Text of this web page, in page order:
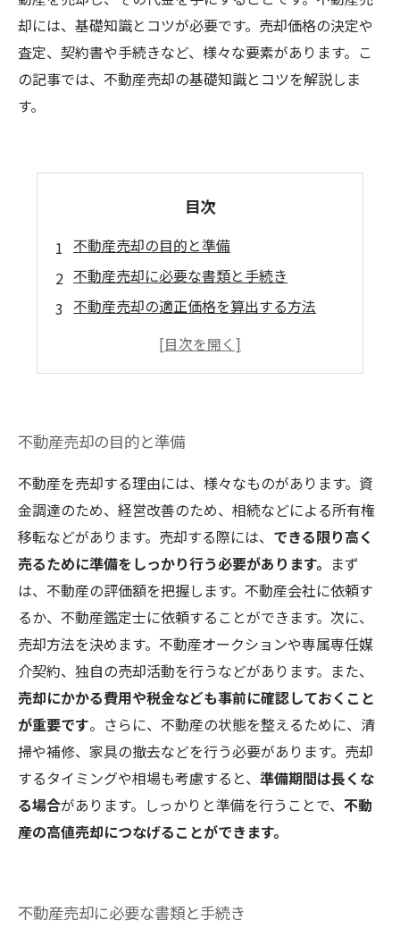
却には、基礎知識とコツが必要です。売却価格の決定や
査定、契約書や手続きなど、様々な要素があります。こ
の記事では、不動産売却の基礎知識とコツを解説しま
す。
目次
不動産売却の目的と準備
不動産売却に必要な書類と手続き
不動産売却の適正価格を算出する方法
不動産売却時に注意すべきポイント
不動産売却の目的と準備
不動産を売却する理由には、様々なものがあります。資
金調達のため、経営改善のため、相続などによる所有権
移転などがあります。売却する際には、 できる限り高く
売るために準備をしっかり行う必要があります。 まず
は、不動産の評価額を把握します。不動産会社に依頼す
るか、不動産鑑定士に依頼することができます。次に、
売却方法を決めます。不動産オークションや専属専任媒
介契約、独自の売却活動を行うなどがあります。また、
売却にかかる費用や税金なども事前に確認しておくこと
が重要です。さらに、不動産の状態を整えるために、清
掃や補修、家具の撤去などを行う必要があります。売却
するタイミングや相場も考慮すると、 準備期間は長くな
る場合があります。しっかりと準備を行うことで、 不動
産の高値売却につなげることができます。
不動産売却に必要な書類と手続き